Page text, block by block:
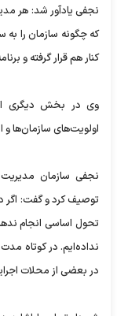
نجفی یادآور شد: هر
که چگونه سازمان را به
کنار هم قرار گرفته و
وی در بخش دیگری
اولویت‌های سازمان‌ها و
نجفی سازمان
توصیف کرد و گفت: اگر
تحول اساسی انجام
نداده‌ایم. در کوتاه
در بعضی از محلات